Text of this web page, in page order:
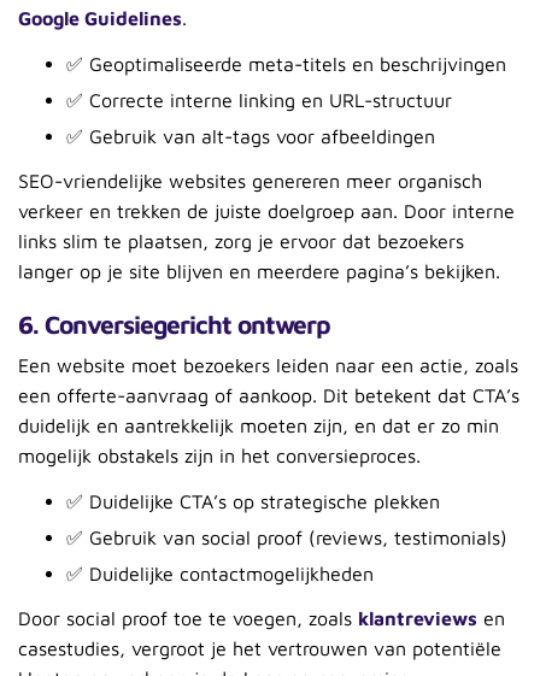
Google Guidelines.
✅ Geoptimaliseerde meta-titels en beschrijvingen
✅ Correcte interne linking en URL-structuur
✅ Gebruik van alt-tags voor afbeeldingen
SEO-vriendelijke websites genereren meer organisch
verkeer en trekken de juiste doelgroep aan. Door interne
links slim te plaatsen, zorg je ervoor dat bezoekers
langer op je site blijven en meerdere pagina’s bekijken.
6. Conversiegericht ontwerp
Een website moet bezoekers leiden naar een actie, zoals
een offerte-aanvraag of aankoop. Dit betekent dat CTA’s
duidelijk en aantrekkelijk moeten zijn, en dat er zo min
mogelijk obstakels zijn in het conversieproces.
✅ Duidelijke CTA’s op strategische plekken
✅ Gebruik van social proof (reviews, testimonials)
✅ Duidelijke contactmogelijkheden
Door social proof toe te voegen, zoals klantreviews en
casestudies, vergroot je het vertrouwen van potentiële